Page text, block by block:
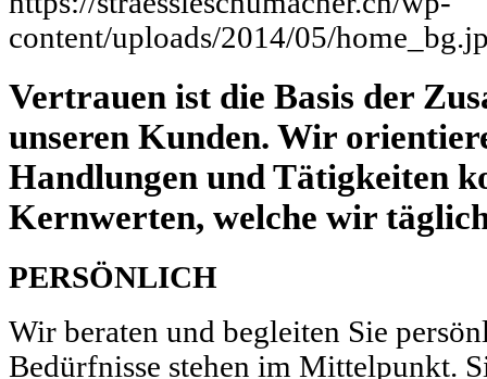
content/uploads/2014/05/
Vertrauen ist die Basis der
unseren Kunden. Wir
Handlungen und Tätigkeiten
Kernwerten, welche wir
PERSÖNLICH
Wir berat­en und begleit­en Sie
Bedürfnisse ste­hen im Mit­telpunkt.